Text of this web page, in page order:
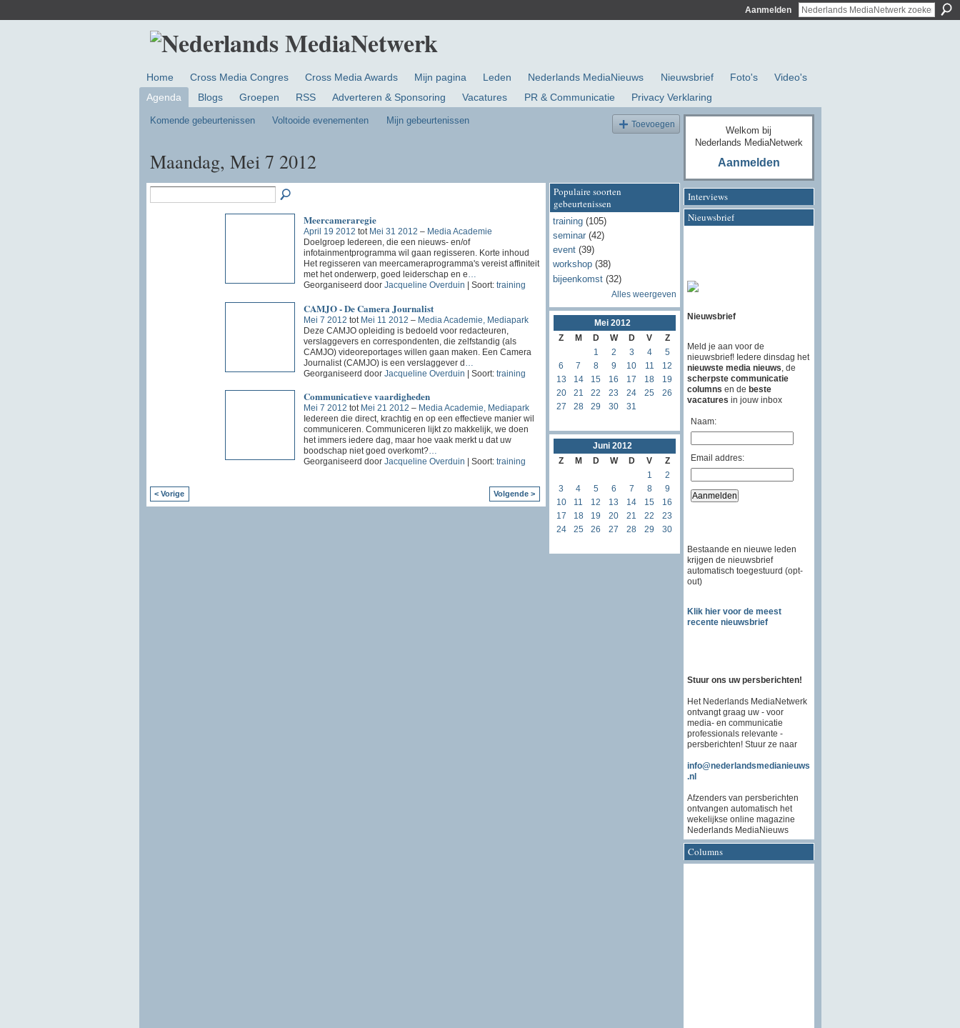
Aanmelden
Home Cross Media Congres Cross Media Awards Mijn pagina Leden Nederlands MediaNieuws Nieuwsbrief Foto's
Video's
Agenda
Blogs Groepen RSS Adverteren & Sponsoring Vacatures PR & Communicatie Privacy Verklaring
Komende gebeurtenissen Voltooide evenementen Mijn gebeurtenissen Toevoegen
Maandag, Mei 7 2012
Meercameraregie
April 19 2012 tot Mei 31 2012 – Media Academie
Doelgroep Iedereen, die een nieuws- en/of
infotainmentprogramma wil gaan regisseren. Korte inhoud
Het regisseren van meercameraprogramma's vereist affiniteit
met het onderwerp, goed leiderschap en e…
Georganiseerd door Jacqueline Overduin | Soort: training
CAMJO - De Camera Journalist
Mei 7 2012 tot Mei 11 2012 – Media Academie, Mediapark
Deze CAMJO opleiding is bedoeld voor redacteuren,
verslaggevers en correspondenten, die zelfstandig (als
CAMJO) videoreportages willen gaan maken. Een Camera
Journalist (CAMJO) is een verslaggever d
Georganiseerd door Jacqueline Overduin | Soort: training
Communicatieve vaardigheden
Mei 7 2012 tot Mei 21 2012 – Media Academie, Mediapark
Iedereen die direct, krachtig en op een effectieve manier wil
communiceren. Communiceren lijkt zo makkelijk, we doen
het immers iedere dag, maar hoe vaak merkt u dat uw
boodschap niet goed overkomt?…
Georganiseerd door Jacqueline Overduin | Soort: training
< Vorige Volgende >
Populaire soorten
gebeurtenissen
training(105)
seminar(42)
event(39)
workshop(38)
bijeenkomst(32)
Alles weergeven
Mei 2012
Z
M D W D V
Z
1
2 3 4
5
6
7 8 9 10 11
12
13
14 15 16 17 18
19
20
21 22 23 24 25
26
27
28 29 30 31
Juni 2012
Z
M D W D V
Z
1
2
3
4 5 6 7 8
9
10
11 12 13 14 15
16
17
18 19 20 21 22
23
24
25 26 27 28 29 30
Welkom bij
Nederlands MediaNetwerk
Aanmelden
Interviews
Nieuwsbrief
Nieuwsbrief
Meld je aan voor de
nieuwsbrief! Iedere dinsdag het
nieuwste media nieuws , de
scherpste communicatie
columns en de beste
vacatures in jouw inbox
Naam:
Email addres:
Bestaande en nieuwe leden
krijgen de nieuwsbrief
automatisch toegestuurd (opt-
out)
Klik hier voor de meest
recente nieuwsbrief
Stuur ons uw persberichten!
Het Nederlands MediaNetwerk
ontvangt graag uw - voor
media- en communicatie
professionals relevante -
persberichten! Stuur ze naar
info@nederlandsmedianieuws
.nl
Afzenders van persberichten
ontvangen automatisch het
wekelijkse online magazine
Nederlands MediaNieuws
Columns